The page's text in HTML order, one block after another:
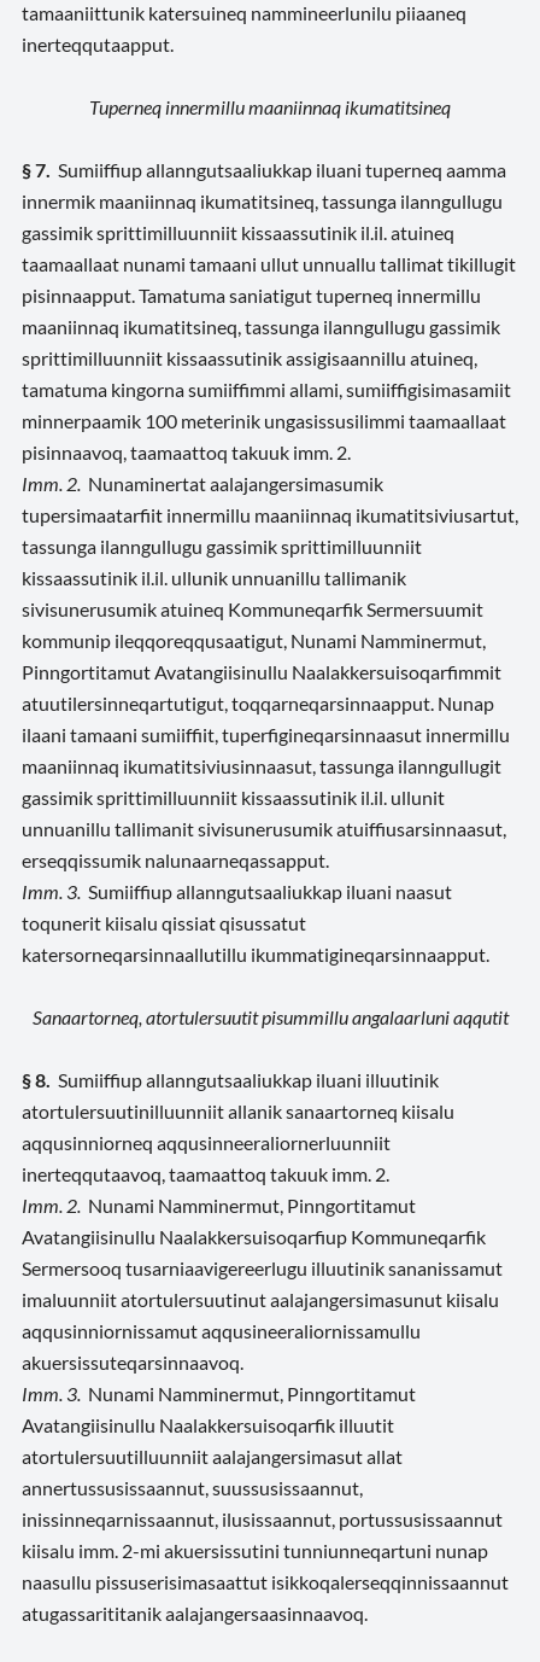
tamaaniittunik katersuineq nammineerlunilu piiaaneq
inerteqqutaapput.
Tuperneq innermillu maaniinnaq ikumatitsineq
§ 7. Sumiiffiup allanngutsaaliukkap iluani tuperneq aamma
innermik maaniinnaq ikumatitsineq, tassunga ilanngullugu
gassimik sprittimilluunniit kissaassutinik il.il. atuineq
taamaallaat nunami tamaani ullut unnuallu tallimat tikillugit
pisinnaapput. Tamatuma saniatigut tuperneq innermillu
maaniinnaq ikumatitsineq, tassunga ilanngullugu gassimik
sprittimilluunniit kissaassutinik assigisaannillu atuineq,
tamatuma kingorna sumiiffimmi allami, sumiiffigisimasamiit
minnerpaamik 100 meterinik ungasissusilimmi taamaallaat
pisinnaavoq, taamaattoq takuuk imm. 2.
Imm. 2. Nunaminertat aalajangersimasumik
tupersimaatarfiit innermillu maaniinnaq ikumatitsiviusartut,
tassunga ilanngullugu gassimik sprittimilluunniit
kissaassutinik il.il. ullunik unnuanillu tallimanik
sivisunerusumik atuineq Kommuneqarfik Sermersuumit
kommunip ileqqoreqqusaatigut, Nunami Namminermut,
Pinngortitamut Avatangiisinullu Naalakkersuisoqarfimmit
atuutilersinneqartutigut, toqqarneqarsinnaapput. Nunap
ilaani tamaani sumiiffiit, tuperfigineqarsinnaasut innermillu
maaniinnaq ikumatitsiviusinnaasut, tassunga ilanngullugit
gassimik sprittimilluunniit kissaassutinik il.il. ullunit
unnuanillu tallimanit sivisunerusumik atuiffiusarsinnaasut,
erseqqissumik nalunaarneqassapput.
Imm. 3. Sumiiffiup allanngutsaaliukkap iluani naasut
toqunerit kiisalu qissiat qisussatut
katersorneqarsinnaallutillu ikummatigineqarsinnaapput.
Sanaartorneq, atortulersuutit pisummillu angalaarluni aqqutit
§ 8. Sumiiffiup allanngutsaaliukkap iluani illuutinik
atortulersuutinilluunniit allanik sanaartorneq kiisalu
aqqusinniorneq aqqusinneeraliornerluunniit
inerteqqutaavoq, taamaattoq takuuk imm. 2.
Imm. 2. Nunami Namminermut, Pinngortitamut
Avatangiisinullu Naalakkersuisoqarfiup Kommuneqarfik
Sermersooq tusarniaavigereerlugu illuutinik sananissamut
imaluunniit atortulersuutinut aalajangersimasunut kiisalu
aqqusinniornissamut aqqusineeraliornissamullu
akuersissuteqarsinnaavoq.
Imm. 3. Nunami Namminermut, Pinngortitamut
Avatangiisinullu Naalakkersuisoqarfik illuutit
atortulersuutilluunniit aalajangersimasut allat
annertussusissaannut, suussusissaannut,
inissinneqarnissaannut, ilusissaannut, portussusissaannut
kiisalu imm. 2-mi akuersissutini tunniunneqartuni nunap
naasullu pissuserisimasaattut isikkoqalerseqqinnissaannut
atugassarititanik aalajangersaasinnaavoq.